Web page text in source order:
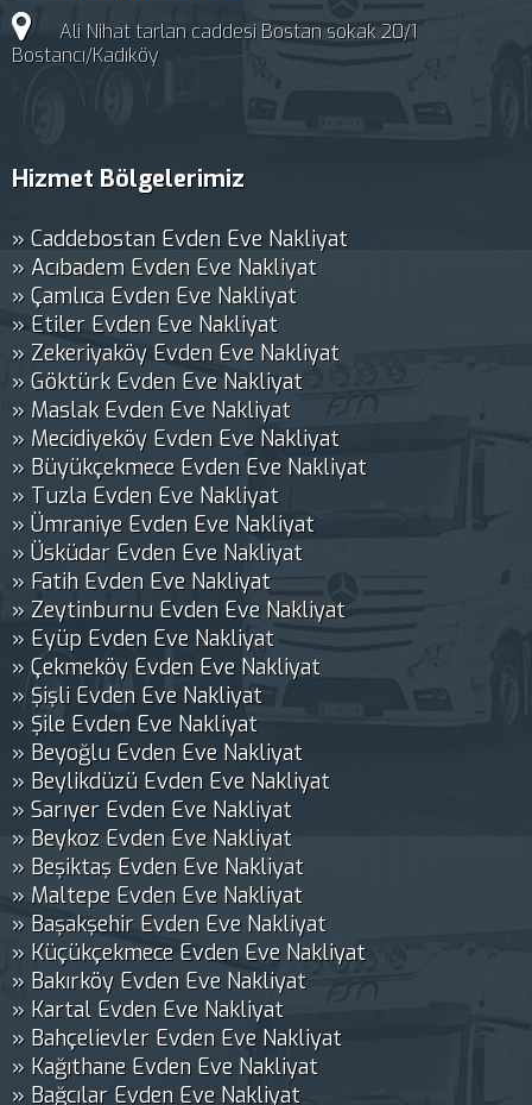
Ali Nihat tarlan caddesi Bostan sokak 20/1
Bostancı/Kadıköy
Hizmet Bölgelerimiz
» Caddebostan Evden Eve Nakliyat
» Acıbadem Evden Eve Nakliyat
» Çamlıca Evden Eve Nakliyat
» Etiler Evden Eve Nakliyat
» Zekeriyaköy Evden Eve Nakliyat
» Göktürk Evden Eve Nakliyat
» Maslak Evden Eve Nakliyat
» Mecidiyeköy Evden Eve Nakliyat
» Büyükçekmece Evden Eve Nakliyat
» Tuzla Evden Eve Nakliyat
» Ümraniye Evden Eve Nakliyat
» Üsküdar Evden Eve Nakliyat
» Fatih Evden Eve Nakliyat
» Zeytinburnu Evden Eve Nakliyat
» Eyüp Evden Eve Nakliyat
» Çekmeköy Evden Eve Nakliyat
» Şişli Evden Eve Nakliyat
» Şile Evden Eve Nakliyat
» Beyoğlu Evden Eve Nakliyat
» Beylikdüzü Evden Eve Nakliyat
» Sarıyer Evden Eve Nakliyat
» Beykoz Evden Eve Nakliyat
» Beşiktaş Evden Eve Nakliyat
» Maltepe Evden Eve Nakliyat
» Başakşehir Evden Eve Nakliyat
» Küçükçekmece Evden Eve Nakliyat
» Bakırköy Evden Eve Nakliyat
» Kartal Evden Eve Nakliyat
» Bahçelievler Evden Eve Nakliyat
» Kağıthane Evden Eve Nakliyat
» Bağcılar Evden Eve Nakliyat